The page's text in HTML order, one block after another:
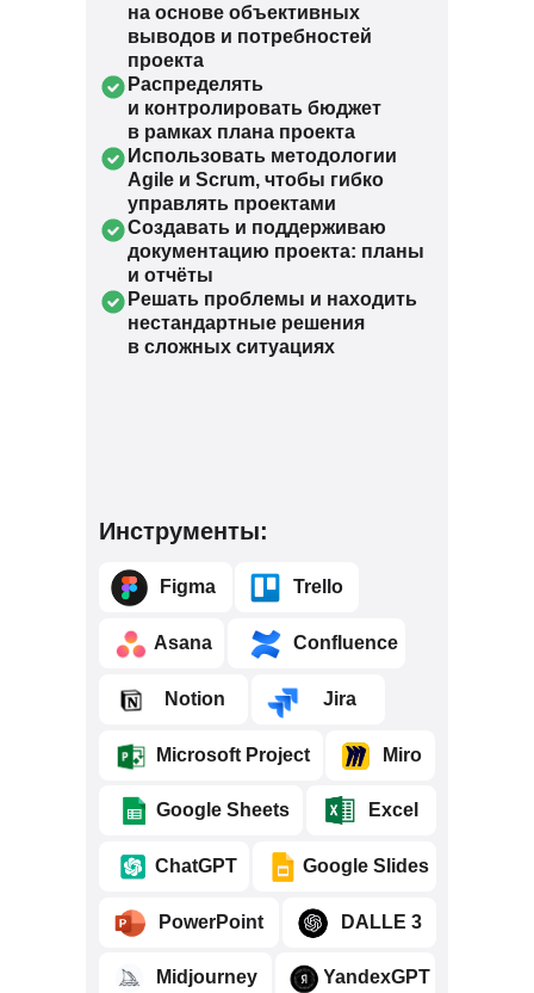
Инструменты:
на основе объективных
выводов и потребностей
проекта
Распределять
и контролировать бюджет
в рамках плана проекта
Использовать методологии
Agile и Scrum, чтобы гибко
управлять проектами
Создавать и поддерживаю
документацию проекта: планы
и отчёты
Решать проблемы и находить
нестандартные решения
в сложных ситуациях
⠀⠀⠀⠀Confluence
⠀⠀⠀Microsoft Project
⠀⠀⠀YandexGPT
⠀⠀⠀Google Slides
⠀⠀⠀DALLE 3
⠀⠀⠀Midjourney
⠀⠀⠀ChatGPT
⠀⠀⠀PowerPoint
⠀⠀⠀Google Sheets ⠀⠀⠀Excel
⠀⠀⠀Miro
⠀⠀⠀Jira
⠀⠀⠀Trello
⠀⠀⠀Figma
⠀⠀⠀Asana
⠀⠀⠀Notion